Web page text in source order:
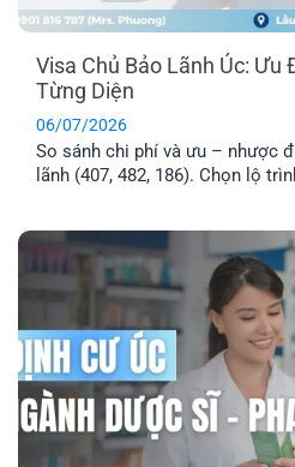
Visa Chủ Bảo Lãnh Úc:
Từng Diện
06/07/2026
So sánh chi phí và ưu – nhược
lãnh (407, 482, 186). Chọn lộ